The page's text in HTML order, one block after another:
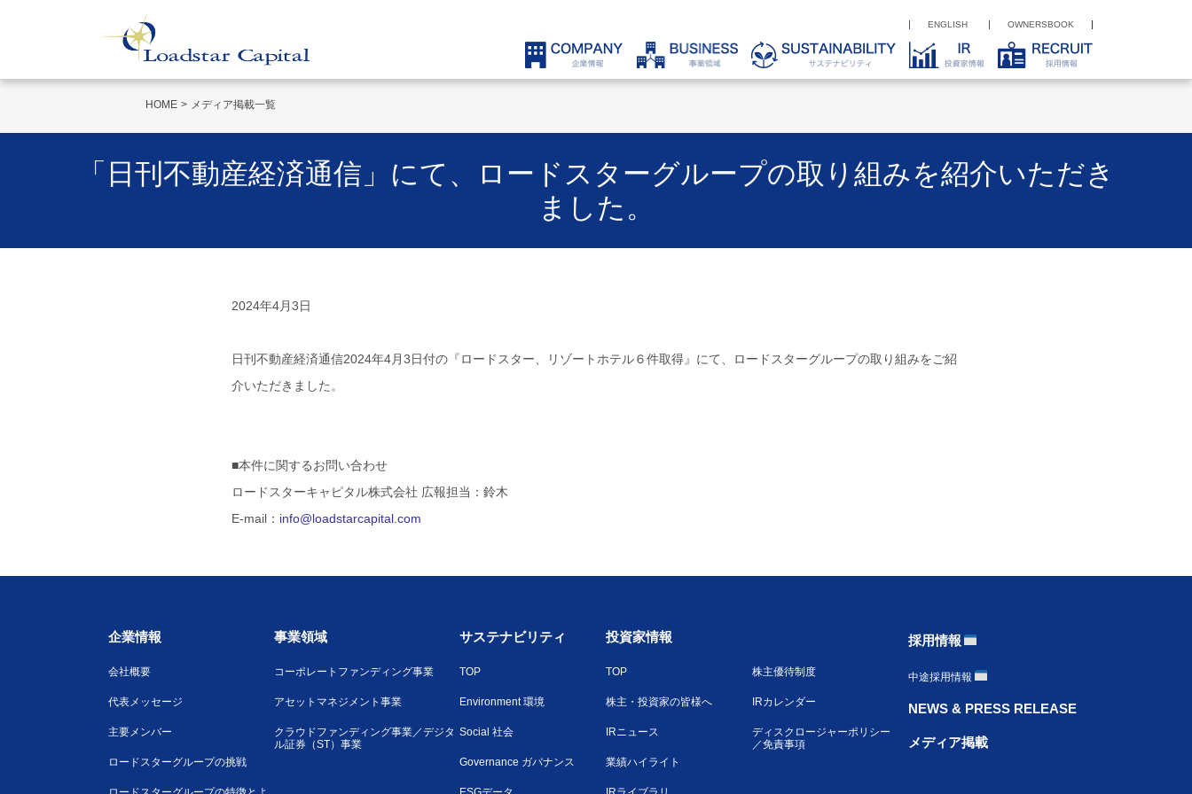
ENGLISH OWNERSBOOK
HOME メディア掲載一覧
「日刊不動産経済通信」にて、ロードスターグループの取り組みを紹介いただき
ました。
2024年4月3日
日刊不動産経済通信2024年4月3日付の『ロードスター、リゾートホテル６件取得』にて、ロードスターグループの取り組みをご紹
介いただきました。
■本件に関するお問い合わせ
ロードスターキャピタル株式会社 広報担当：鈴木
E-mail： info@loadstarcapital.com
企業情報 事業領域 サステナビリティ 投資家情報 採用情報
会社概要
代表メッセージ
主要メンバー
ロードスターグループの挑戦
コーポレートファンディング事業
アセットマネジメント事業
クラウドファンディング事業／デジタ
ル証券（ST）事業
TOP
Environment 環境
Social 社会
Governance ガバナンス
TOP
株主・投資家の皆様へ
IRニュース
業績ハイライト
株主優待制度
IRカレンダー
ディスクロージャーポリシー
／免責事項
中途採用情報
NEWS & PRESS RELEASE
メディア掲載